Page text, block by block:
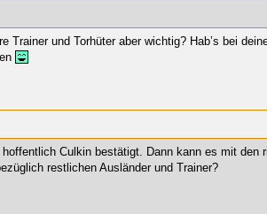
Trainer und Torhüter aber wichtig? Hab’s bei
Culkin bestätigt. Dann kann es mit den
restlichen Ausländer und Trainer?